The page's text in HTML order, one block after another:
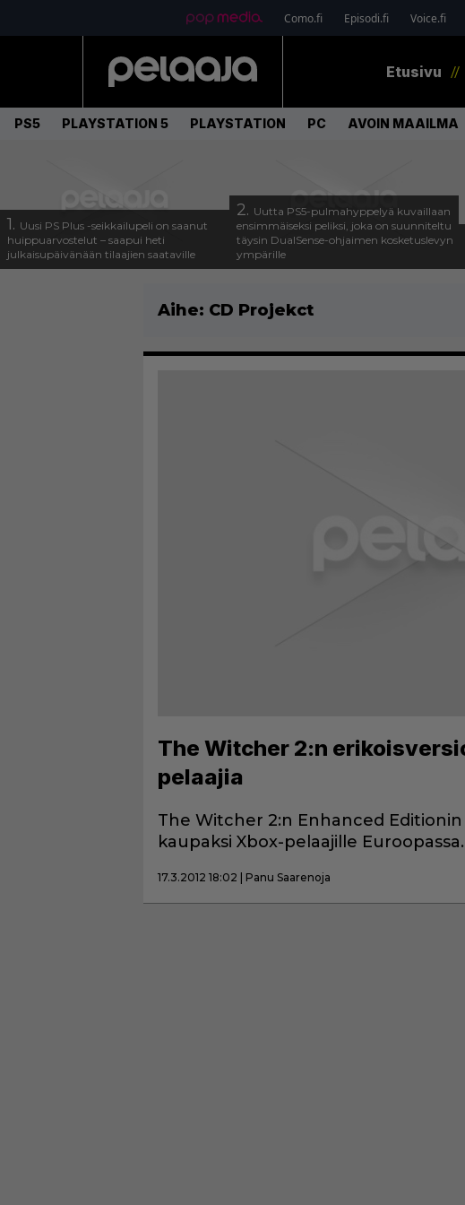
Como.fi Episodi.fi Voice.fi
Etusivu
PS5 PLAYSTATION 5 PLAYSTATION PC AVOIN MAAILMA
1. Uusi PS Plus -seikkailupeli on saanut
huippuarvostelut – saapui heti
julkaisupäivänään tilaajien saataville
2. Uutta PS5-pulmahyppelyä kuvaillaan
ensimmäiseksi peliksi, joka on suunniteltu
täysin DualSense-ohjaimen kosketuslevyn
ympärille
Aihe: CD Projekct
The Witcher 2:n
pelaajia
The Witcher 2:n Enhanced
kaupaksi Xbox-pelaajille Euroopassa.
17.3.2012 18:02 | Panu Saarenoja